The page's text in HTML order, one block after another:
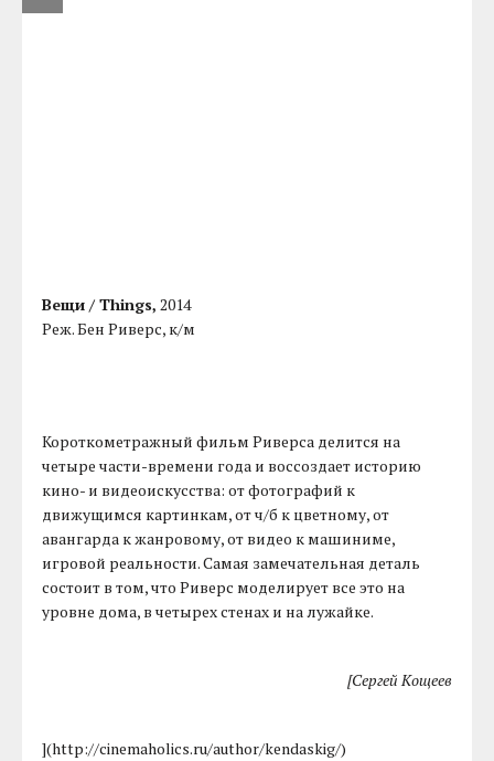
Вещи / Things, 2014
Реж. Бен Риверс, к/м
Короткометражный фильм Риверса делится на
четыре части-времени года и воссоздает историю
кино- и видеоискусства: от фотографий к
движущимся картинкам, от ч/б к цветному, от
авангарда к жанровому, от видео к машиниме,
игровой реальности. Самая замечательная деталь
состоит в том, что Риверс моделирует все это на
уровне дома, в четырех стенах и на лужайке.
[Сергей Кощеев
](http://cinemaholics.ru/author/kendaskig/)